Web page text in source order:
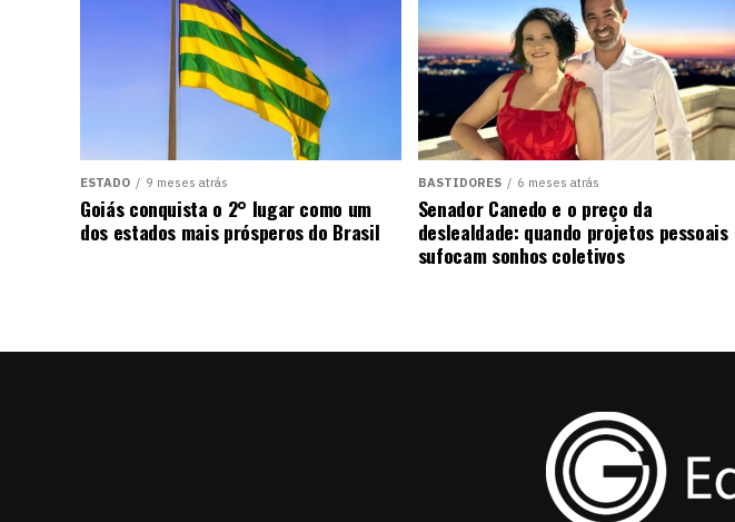
ESTADO 9 meses atrás
Goiás conquista o 2° lugar como um
dos estados mais prósperos do Brasil
BASTIDORES 6 meses atrás
Senador Canedo e o preço da
deslealdade: quando projetos pessoais
sufocam sonhos coletivos